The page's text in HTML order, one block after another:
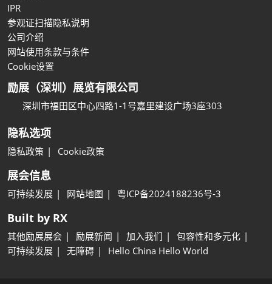
IPR
参观证扫描隐私说明
公司介绍
网站使用条款与条件
Cookie设置
励展（深圳）展览有限公司
深圳市福田区中心四路1-1号嘉里建设广场3座303
隐私选项
隐私政策 Cookie政策
展会信息
可持续发展 网站地图 粤ICP备2024188236号-3
Built by RX
其他励展展会 励展新闻 加入我们
包容性和多元化
可持续发展
无障碍 Hello China Hello World